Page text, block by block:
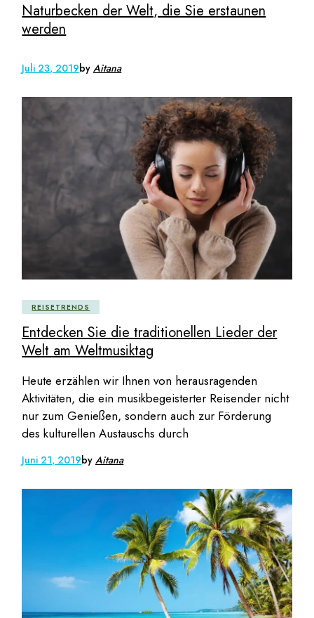
Naturbecken der Welt, die Sie erstaunen
werden
Juli 23, 2019byAitana
REISETRENDS
Entdecken Sie die traditionellen Lieder der
Welt am Weltmusiktag
Heute erzählen wir Ihnen von herausragenden
Aktivitäten, die ein musikbegeisterter Reisender nicht
nur zum Genießen, sondern auch zur Förderung
des kulturellen Austauschs durch
Juni 21, 2019byAitana